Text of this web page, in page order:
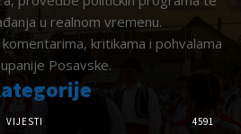
u realnom vremenu.
kritikama i pohvalama
Posavske.
VIJESTI 4591